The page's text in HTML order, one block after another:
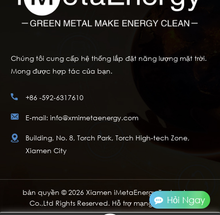
Hỏi Ngay
Chúng tôi cung cấp hệ thống lắp đặt năng lượng mặt trời.
Mong được hợp tác của bạn.
+86 -592-6317610
E-mail: info@xmimetaenergy.com
Building, No. 8, Torch Park, Torch High-tech Zone,
Xiamen City
bản quyền © 2026 Xiamen iMetaEnergy Technology
Co.,Ltd Rights Reserved. Hỗ trợ mạng IPv6